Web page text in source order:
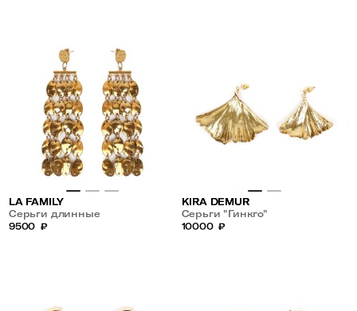
LA FAMILY
Серьги длинные
9500 ₽
KIRA DEMUR
Серьги "Гинкго"
10000 ₽